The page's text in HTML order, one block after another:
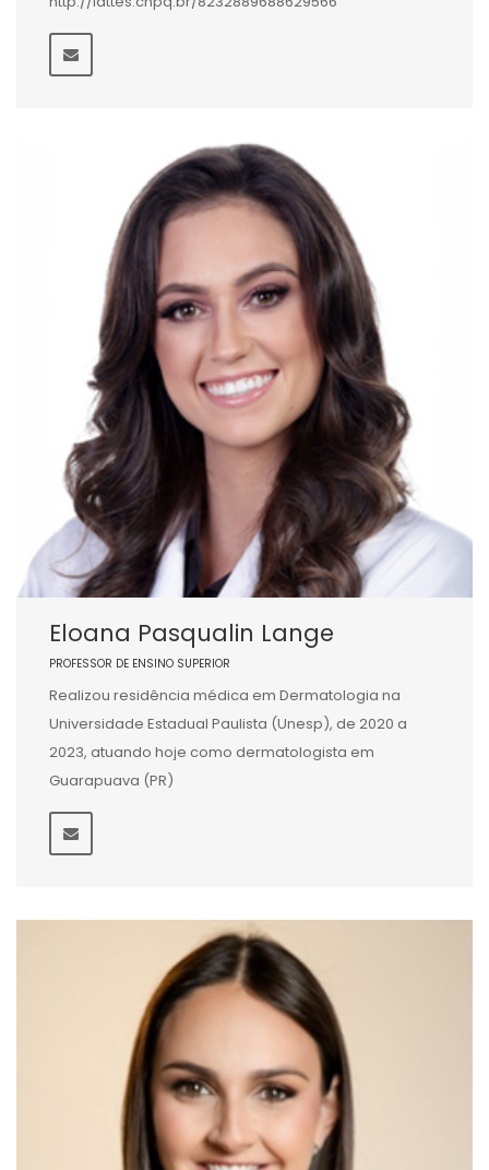
Eloana Pasqualin Lange
PROFESSOR DE ENSINO SUPERIOR
Realizou residência médica em Dermatologia na
Universidade Estadual Paulista (Unesp), de 2020 a
2023, atuando hoje como dermatologista em
Guarapuava (PR)